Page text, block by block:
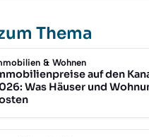
Thema
& Wohnen
auf den
Was Häuser und